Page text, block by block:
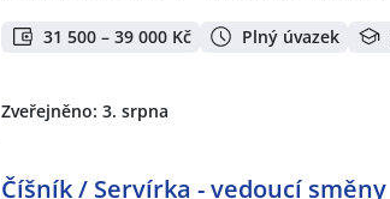
31 500 – 39 000 Kč Plný úvazek
Zveřejněno: 3. srpna
Číšník / Servírka - vedoucí směny